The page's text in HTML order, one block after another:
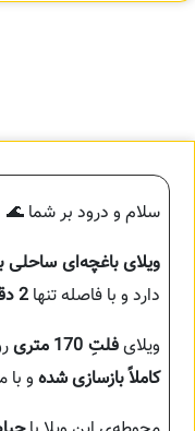
سلام و درود بر شما 🌊
ویلای باغچه‌ای
دارد و با فاصله تنها 2 دقیقه تا دریای خزر
ویلایفلتِ 170 متری
کاملاً بازسازی شده و